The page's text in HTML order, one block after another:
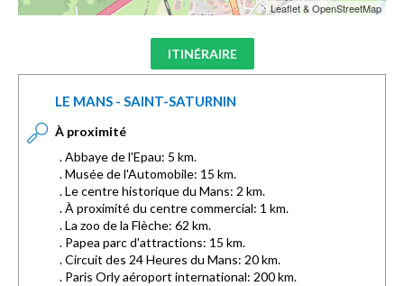
Leaflet & OpenStreetMap
ITINÉRAIRE
LE MANS - SAINT-SATURNIN
À proximité
. Abbaye de l'Epau: 5 km.
. Musée de l'Automobile: 15 km.
. Le centre historique du Mans: 2 km.
. À proximité du centre commercial: 1 km.
. La zoo de la Flèche: 62 km.
. Papea parc d'attractions: 15 km.
. Circuit des 24 Heures du Mans: 20 km.
. Paris Orly aéroport international: 200 km.